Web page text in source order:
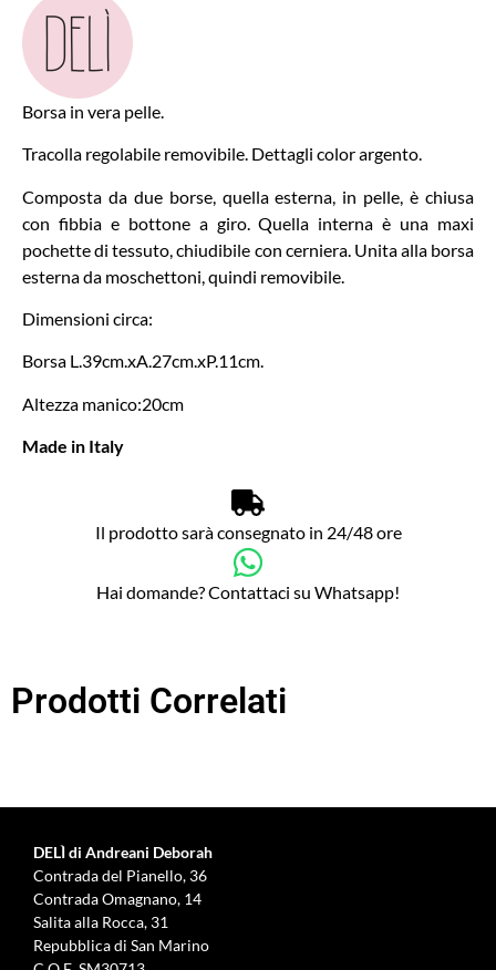
Borsa in vera pelle.
Tracolla regolabile removibile. Dettagli color argento.
Composta da due borse, quella esterna, in pelle, è chiusa
con fibbia e bottone a giro. Quella interna è una maxi
pochette di tessuto, chiudibile con cerniera. Unita alla borsa
esterna da moschettoni, quindi removibile.
Dimensioni circa:
Borsa L.39cm.xA.27cm.xP.11cm.
Altezza manico:20cm
Made in Italy
Il prodotto sarà consegnato in 24/48 ore
Hai domande? Contattaci su Whatsapp!
Prodotti Correlati
DELÌ di Andreani Deborah
Contrada del Pianello, 36
Contrada Omagnano, 14
Salita alla Rocca, 31
Repubblica di San Marino